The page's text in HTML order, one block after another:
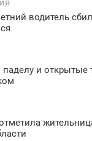
водитель
и открытые